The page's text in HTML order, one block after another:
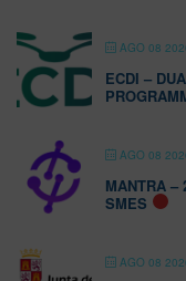
AGO 08
ECDI –
AGO 08
MANTRA –
SMES
AGO 08